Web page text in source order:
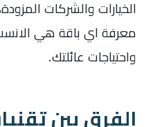
الخيارات والشركات
معرفة اي باقة هي الانسب
واحتياجات عائلتك.
الفرق بين